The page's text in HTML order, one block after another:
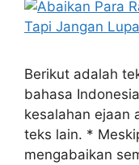
Berikut adalah
bahasa
kesalahan ejaan
teks lain. *
mengabaikan